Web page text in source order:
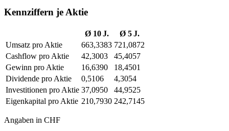
Kennziffern je Aktie
Ø 10 J.
Ø 5 J.
Umsatz pro Aktie
663,3383 721,0872
Cashflow pro Aktie
42,3003
45,4057
Gewinn pro Aktie
16,6390
18,4501
Dividende pro Aktie
0,5106
4,3054
Investitionen pro Aktie 37,0950
44,9525
Eigenkapital pro Aktie 210,7930 242,7145
Angaben in CHF